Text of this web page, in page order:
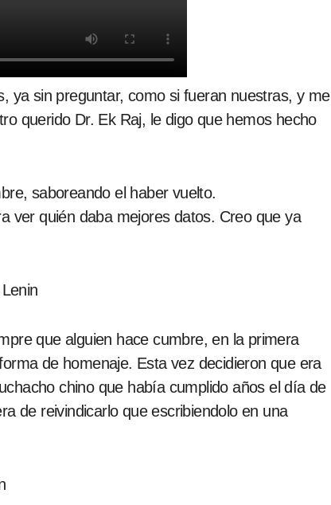
ya sin preguntar, como si fueran nuestras, y me
querido Dr. Ek Raj, le digo que hemos hecho
saboreando el haber vuelto.
ver quién daba mejores datos. Creo que ya
que alguien hace cumbre, en la primera
de homenaje. Esta vez decidieron que era
chino que había cumplido años el día de
de reivindicarlo que escribiendolo en una